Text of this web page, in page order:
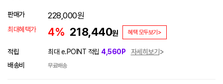
판매가 228,000원
최대혜택가 4% 218,440원 혜택 모두보기>
적립 최대 e.POINT 적립 4,560P
자세히보기
배송비
무료배송